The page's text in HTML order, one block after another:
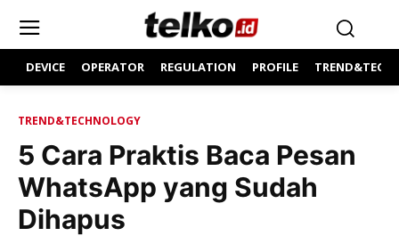
DEVICE OPERATOR REGULATION PROFILE
TREND&TECHNOLOGY
5 Cara Praktis Baca Pesan
WhatsApp yang Sudah
Dihapus